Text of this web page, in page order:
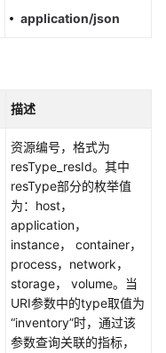
application/json
描述
资源编号，格式为
resType_resId。其中
resType部分的枚举值
为：host，
application，
instance， container，
process，network，
storage， volume。当
URI参数中的type取值为
“inventory”时，通过该
参数查询关联的指标，